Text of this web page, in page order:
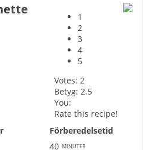
1
2
3
4
5
Votes: 2
Betyg: 2.5
You:
Rate this recipe!
Förberedelsetid
40 minuter